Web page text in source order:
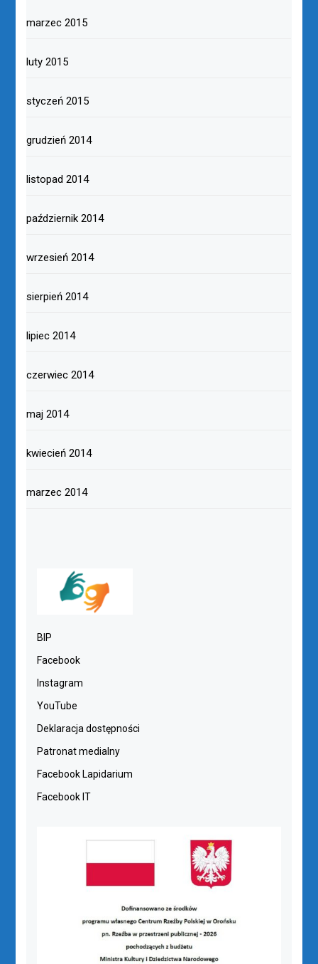
marzec 2015
luty 2015
styczeń 2015
grudzień 2014
listopad 2014
październik 2014
wrzesień 2014
sierpień 2014
lipiec 2014
czerwiec 2014
maj 2014
kwiecień 2014
marzec 2014
BIP
Facebook
Instagram
YouTube
Deklaracja dostępności
Patronat medialny
Facebook Lapidarium
Facebook IT